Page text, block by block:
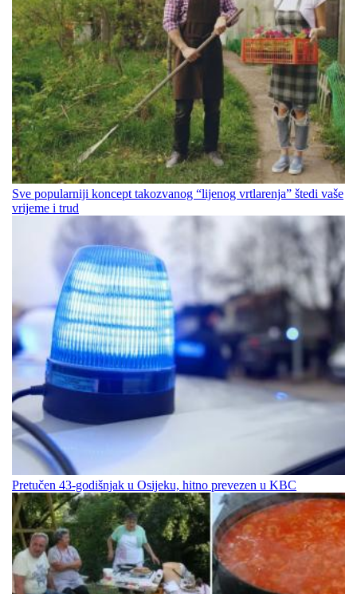
Sve popularniji koncept takozvanog “lijenog vrtlarenja” štedi vaše
vrijeme i trud
Pretučen 43-godišnjak u Osijeku, hitno prevezen u KBC